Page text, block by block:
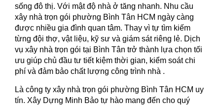
sống đô thị. Với mật độ nhà ở tăng nhanh. Nhu cầu
xây nhà trọn gói phường Bình Tân HCM ngày càng
được nhiều gia đình quan tâm. Thay vì tự tìm kiếm
từng đội thợ, vật liệu, kỹ sư và giám sát riêng lẻ. Dịch
vụ xây nhà trọn gói tại Bình Tân trở thành lựa chọn tối
ưu giúp chủ đầu tư tiết kiệm thời gian, kiểm soát chi
phí và đảm bảo chất lượng công trình nhà .
Là công ty xây nhà trọn gói phường Bình Tân HCM uy
tín. Xây Dựng Minh Bảo tự hào mang đến cho quý